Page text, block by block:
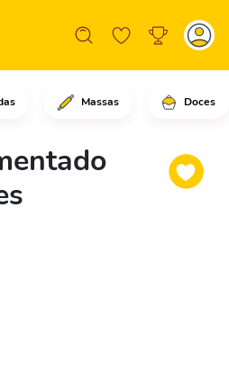
Massas Doces
o saquinho na